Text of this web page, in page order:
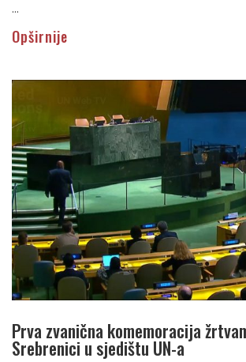
...
Opširnije
Prva zvanična komemoracija
Srebrenici u sjedištu UN-a